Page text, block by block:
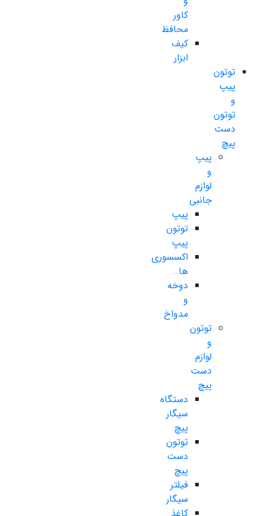
کاور
محافظ
کیف
ابزار
توتون
پیپ
و
توتون
دست
پیچ
پیپ
و
لوازم
جانبی
پیپ
توتون
پیپ
اکسسوری
ها..
دوخه
و
مدواخ
توتون
و
لوازم
دست
پیچ
دستگاه
سیگار
پیچ
توتون
دست
پیچ
فیلتر
سیگار